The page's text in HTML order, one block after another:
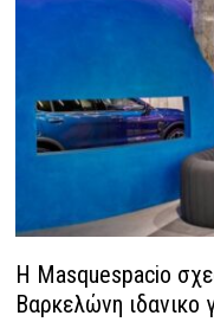
Η Masquespacio
Βαρκελώνη ιδανικο